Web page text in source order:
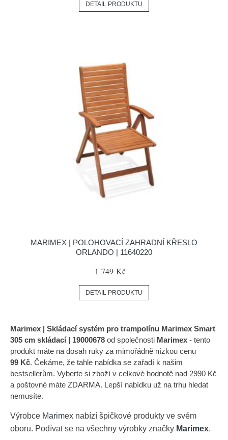
DETAIL PRODUKTU
MARIMEX | POLOHOVACÍ ZAHRADNÍ KŘESLO
ORLANDO | 11640220
1 749 Kč
DETAIL PRODUKTU
Marimex | Skládací systém pro trampolínu Marimex Smart
305 cm skládací | 19000678 od společnosti Marimex - tento
produkt máte na dosah ruky za mimořádně nízkou cenu
99 Kč. Čekáme, že tahle nabídka se zařadí k našim
bestsellerům. Vyberte si zboží v celkové hodnotě nad 2990 Kč
a poštovné máte ZDARMA. Lepší nabídku už na trhu hledat
nemusíte.
Výrobce Marimex nabízí špičkové produkty ve svém
oboru. Podívat se na všechny výrobky značky Marimex.